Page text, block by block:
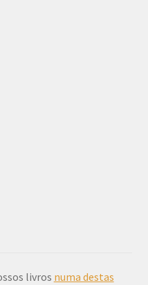
livros numa destas